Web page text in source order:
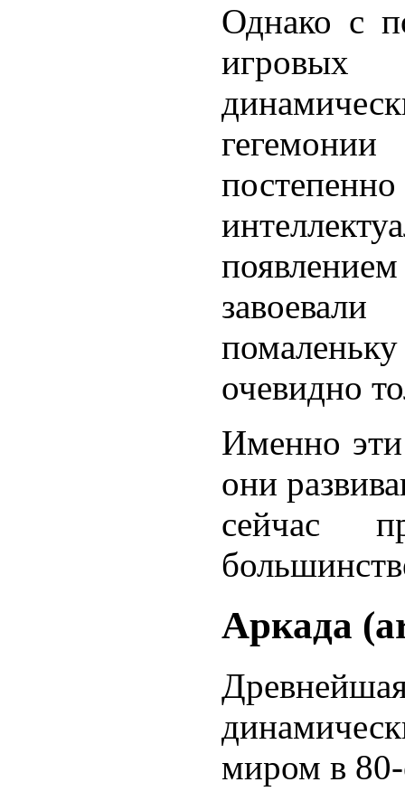
Однако с
игровых
очевидно
Именно
они
сейчас
Аркада
миром в